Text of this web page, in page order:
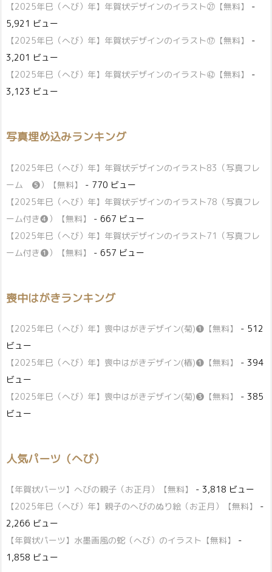
【2025年巳（へび）年】年賀状デザインのイラスト㉗【無料】
-
5,921 ビュー
【2025年巳（へび）年】年賀状デザインのイラスト⑰【無料】
-
3,201 ビュー
【2025年巳（へび）年】年賀状デザインのイラスト㊷【無料】
-
3,123 ビュー
写真埋め込みランキング
【2025年巳（へび）年】年賀状デザインのイラスト83（写真フレ
ーム ❺）【無料】
- 770 ビュー
【2025年巳（へび）年】年賀状デザインのイラスト78（写真フレ
ーム付き❹）【無料】
- 667 ビュー
【2025年巳（へび）年】年賀状デザインのイラスト71（写真フレ
ーム付き❶）【無料】
- 657 ビュー
喪中はがきランキング
【2025年巳（へび）年】喪中はがきデザイン(菊)❶【無料】
- 512
ビュー
【2025年巳（へび）年】喪中はがきデザイン(椿)❶【無料】
- 394
ビュー
【2025年巳（へび）年】喪中はがきデザイン(菊)❸【無料】
- 385
ビュー
人気パーツ（へび）
【年賀状パーツ】へびの親子（お正月）【無料】
- 3,818 ビュー
【2025年巳（へび）年】親子のへびのぬり絵（お正月）【無料】
-
2,266 ビュー
【年賀状パーツ】水墨画風の蛇（へび）のイラスト【無料】
-
1,858 ビュー